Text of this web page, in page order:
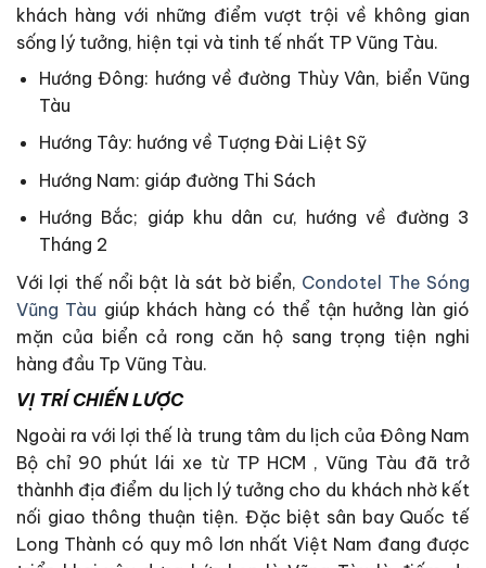
khách hàng với những điểm vượt trội về không gian
sống lý tưởng, hiện tại và tinh tế nhất TP Vũng Tàu.
Hướng Đông: hướng về đường Thùy Vân, biển Vũng
Tàu
Hướng Tây: hướng về Tượng Đài Liệt Sỹ
Hướng Nam: giáp đường Thi Sách
Hướng Bắc; giáp khu dân cư, hướng về đường 3
Tháng 2
Với lợi thế nổi bật là sát bờ biển, Condotel The Sóng
Vũng Tàu giúp khách hàng có thể tận hưởng làn gió
mặn của biển cả rong căn hộ sang trọng tiện nghi
hàng đầu Tp Vũng Tàu.
VỊ TRÍ CHIẾN LƯỢC
Ngoài ra với lợi thế là trung tâm du lịch của Đông Nam
Bộ chỉ 90 phút lái xe từ TP HCM , Vũng Tàu đã trở
thànhh địa điểm du lịch lý tưởng cho du khách nhờ kết
nối giao thông thuận tiện. Đặc biệt sân bay Quốc tế
Long Thành có quy mô lơn nhất Việt Nam đang được